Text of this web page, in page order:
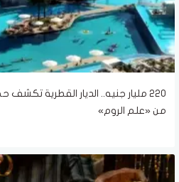
220 مليار جنيه.. الديار القطرية
من «علم الروم»